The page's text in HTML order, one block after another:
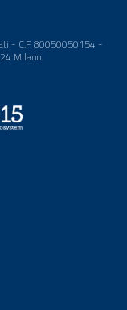
- C.F. 80050050154 -
Milano